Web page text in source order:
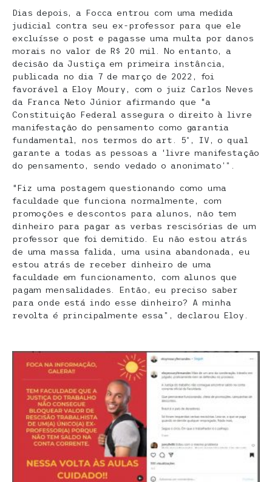
Dias depois, a Focca entrou com uma medida
judicial contra seu ex-professor para que ele
excluísse o post e pagasse uma multa por danos
morais no valor de R$ 20 mil. No entanto, a
decisão da Justiça em primeira instância,
publicada no dia 7 de março de 2022, foi
favorável a Eloy Moury, com o juiz Carlos Neves
da Franca Neto Júnior afirmando que “a
Constituição Federal assegura o direito à livre
manifestação do pensamento como garantia
fundamental, nos termos do art. 5º, IV, o qual
garante a todas as pessoas a ‘livre manifestação
do pensamento, sendo vedado o anonimato’”.
“Fiz uma postagem questionando como uma
faculdade que funciona normalmente, com
promoções e descontos para alunos, não tem
dinheiro para pagar as verbas rescisórias de um
professor que foi demitido. Eu não estou atrás
de uma massa falida, uma usina abandonada, eu
estou atrás de receber dinheiro de uma
faculdade em funcionamento, com alunos que
pagam mensalidades. Então, eu preciso saber
para onde está indo esse dinheiro? A minha
revolta é principalmente essa”, declarou Eloy.